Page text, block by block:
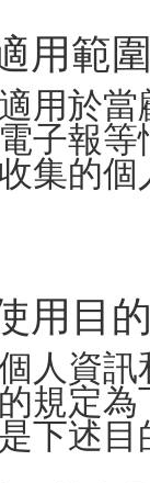
用範
用於
子報等
集的
用目
人資
規定為
下述